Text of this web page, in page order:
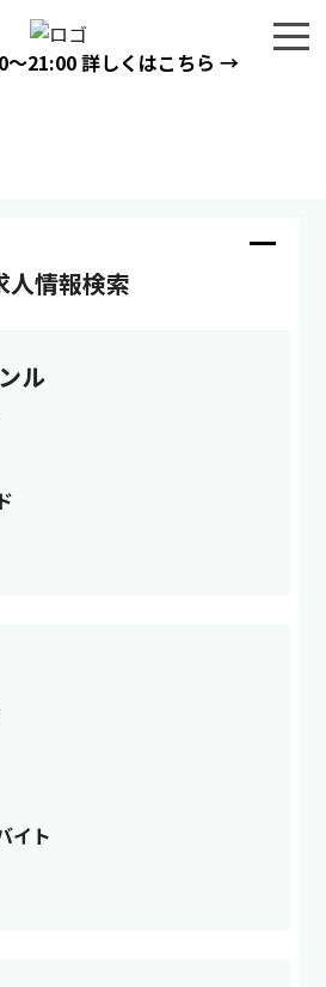
〜21:00詳しくはこちら →
人情報検索
ル
イト